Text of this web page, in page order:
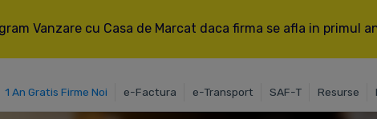
Vanzare cu Casa de Marcat daca firma se afla in primul
1 An Gratis Firme Noi e-Factura e-Transport SAF-T Resurse